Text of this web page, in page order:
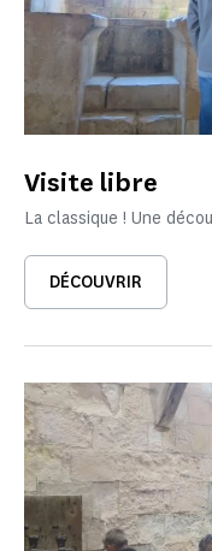
Visite libre
La classique ! Une
DÉCOUVRIR